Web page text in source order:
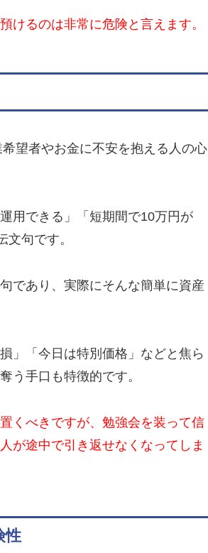
けるのは非常に危険と言えます。
望者やお金に不安を抱える人の心
用できる」「短期間で10万円が
句です。
であり、実際にそんな簡単に資産
」「今日は特別価格」などと焦ら
う手口も特徴的です。
くべきですが、勉強会を装って信
が途中で引き返せなくなってしま
性